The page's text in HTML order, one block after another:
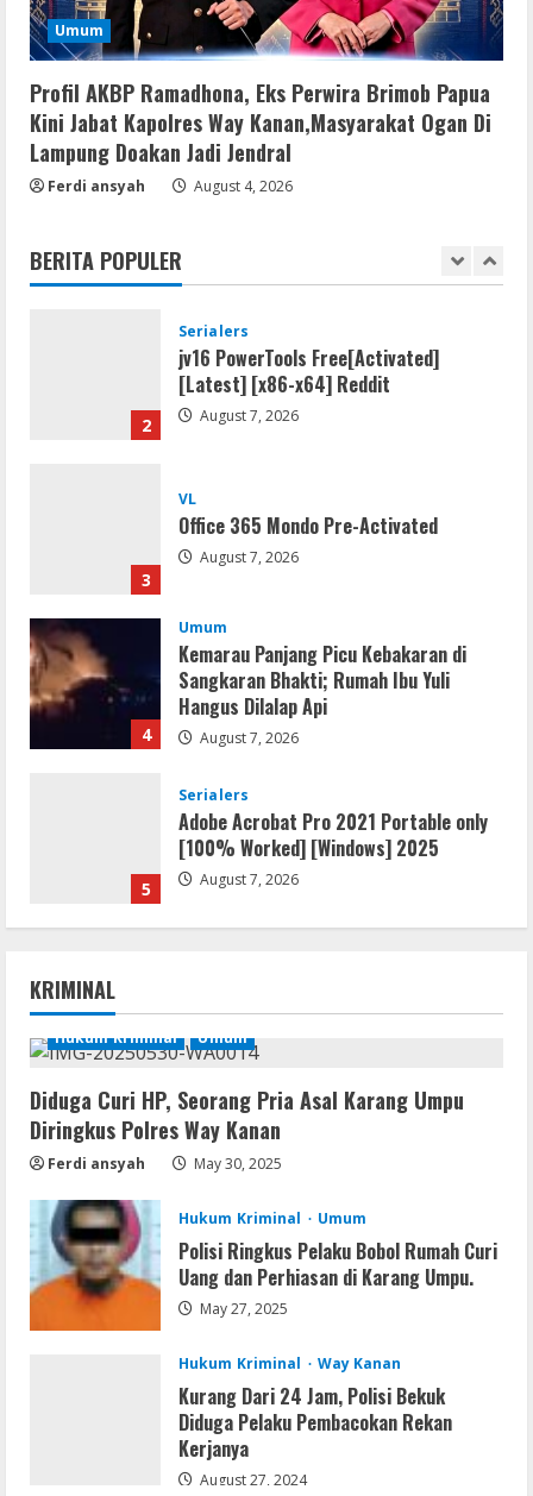
Umum
Profil AKBP Ramadhona, Eks Perwira Brimob Papua
Kini Jabat Kapolres Way Kanan,Masyarakat Ogan Di
Lampung Doakan Jadi Jendral
Ferdi ansyah August 4, 2026
BERITA POPULER
5
Serialers
Adobe Acrobat Pro 2021 Portable only
August 7, 2026
1
Lan
Dune: Awakening FitGirl Repack +Patch
2
Serialers
jv16 PowerTools Free[Activated]
[Latest] [x86-x64] Reddit
August 7, 2026
3
VL
Office 365 Mondo Pre-Activated
August 7, 2026
4
Umum
Kemarau Panjang Picu Kebakaran di
Sangkaran Bhakti; Rumah Ibu Yuli
Hangus Dilalap Api
August 7, 2026
5
Serialers
Adobe Acrobat Pro 2021 Portable only
[100% Worked] [Windows] 2025
August 7, 2026
1 August 7, 2026
2
Serialers
jv16 PowerTools Free[Activated]
[Latest] [x86-x64] Reddit
VL
Office 365 Mondo Pre-Activated
Umum
Kemarau Panjang Picu Kebakaran di
Sangkaran Bhakti; Rumah Ibu Yuli
Hangus Dilalap Api
KRIMINAL
Hukum Kriminal Umum
Diduga Curi HP, Seorang Pria Asal Karang Umpu
Diringkus Polres Way Kanan
Ferdi ansyah May 30, 2025
Hukum Kriminal Umum
Polisi Ringkus Pelaku Bobol Rumah Curi
Uang dan Perhiasan di Karang Umpu.
May 27, 2025
Hukum Kriminal Way Kanan
Kurang Dari 24 Jam, Polisi Bekuk
Diduga Pelaku Pembacokan Rekan
Kerjanya
August 27, 2024